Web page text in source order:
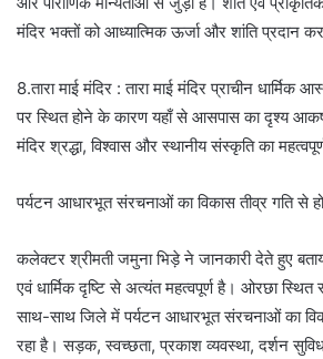
मंदिर भक्तों को आध्यात्मिक ऊर्जा और शांति प्रदान
8.तारा माई मंदिर : तारा माई मंदिर प्राचीन
पर स्थित होने के कारण यहाँ से आसपास का दृश्य
मंदिर श्रद्धा, विश्वास और स्थानीय संस्कृति का
पर्यटन आधारभूत संरचनाओं का विकास तीव्र गति से
कलेक्टर श्रीमती जमुना भिड़े ने जानकारी देते हुए
एवं धार्मिक दृष्टि से अत्यंत महत्वपूर्ण है। ओरछा स्थित
साथ-साथ जिले में पर्यटन आधारभूत संरचनाओं का
रहा है। सड़क, स्वच्छता, प्रकाश व्यवस्था, दर्शन